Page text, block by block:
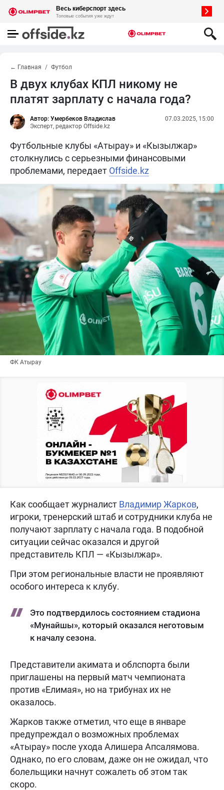
← Главная Футбол
В двух клубах КПЛ никому не
платят зарплату с начала года?
Автор: Умербеков Владислав
Эксперт, редактор Offside.kz
07.03.2025, 15:00
Футбольные клубы «Атырау» и «Кызылжар»
столкнулись с серьезными финансовыми
проблемами, передает Offside.kz
ФК Атырау
Как сообщает журналист Владимир Жарков,
игроки, тренерский штаб и сотрудники клуба не
получают зарплату с начала года. В подобной
ситуации сейчас оказался и другой
представитель КПЛ — «Кызылжар».
При этом региональные власти не проявляют
особого интереса к клубу.
Это подтвердилось состоянием стадиона
«Мунайшы», который оказался неготовым
к началу сезона.
Представители акимата и облспорта были
приглашены на первый матч чемпионата
против «Елимая», но на трибунах их не
оказалось.
Жарков также отметил, что еще в январе
предупреждал о возможных проблемах
«Атырау» после ухода Алишера Апсалямова.
Однако, по его словам, даже он не ожидал, что
болельщики начнут сожалеть об этом так
скоро.